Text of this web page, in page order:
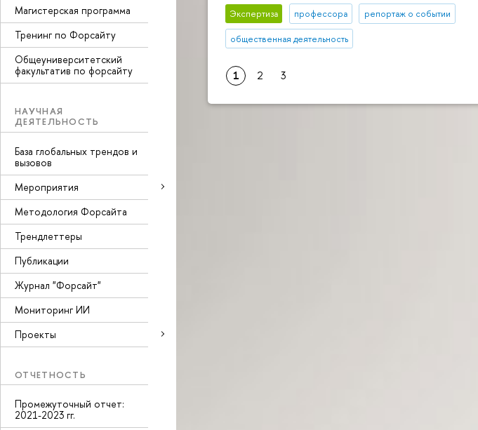
Магистерская программа
Тренинг по Форсайту
Общеуниверситетский
факультатив по форсайту
НАУЧНАЯ
ДЕЯТЕЛЬНОСТЬ
База глобальных трендов и
вызовов
Мероприятия
Методология Форсайта
Трендлеттеры
Публикации
Журнал "Форсайт"
Мониторинг ИИ
Проекты
ОТЧЕТНОСТЬ
Промежуточный отчет:
2021-2023 гг.
Экспертиза профессора репортаж о событии
общественная деятельность
1 2 3